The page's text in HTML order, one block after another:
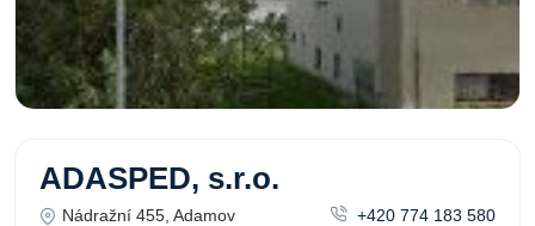
ADASPED, s.r.o.
Nádražní 455, Adamov
+420 774 183 580